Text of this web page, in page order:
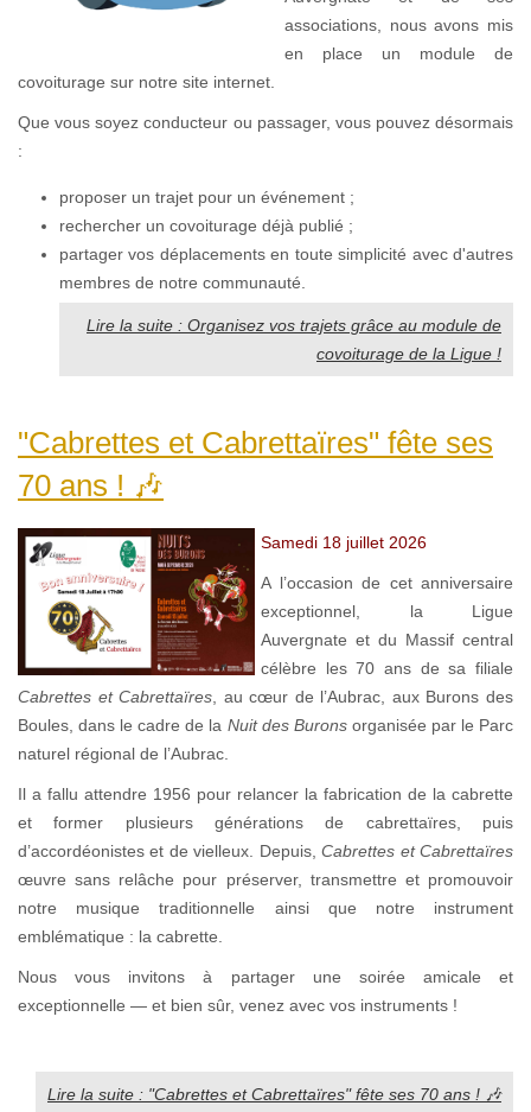
associations, nous avons mis
en place un module de
covoiturage sur notre site internet.
Que vous soyez conducteur ou passager, vous pouvez désormais
:
proposer un trajet pour un événement ;
rechercher un covoiturage déjà publié ;
partager vos déplacements en toute simplicité avec d'autres
membres de notre communauté.
Lire la suite : Organisez vos trajets grâce au module de
covoiturage de la Ligue !
"Cabrettes et Cabrettaïres" fête ses
70 ans ! 🎶
Samedi 18 juillet 2026
A l’occasion de cet anniversaire
exceptionnel, la Ligue
Auvergnate et du Massif central
célèbre les 70 ans de sa filiale
Cabrettes et Cabrettaïres, au cœur de l’Aubrac, aux Burons des
Boules, dans le cadre de la Nuit des Buronsorganisée par le Parc
naturel régional de l’Aubrac.
Il a fallu attendre 1956 pour relancer la fabrication de la cabrette
et former plusieurs générations de cabrettaïres, puis
d’accordéonistes et de vielleux. Depuis,Cabrettes et Cabrettaïres
œuvre sans relâche pour préserver, transmettre et promouvoir
notre musique traditionnelle ainsi que notre instrument
emblématique : la cabrette.
Nous vous invitons à partager une soirée amicale et
exceptionnelle — et bien sûr, venez avec vos instruments !
Lire la suite : "Cabrettes et Cabrettaïres" fête ses 70 ans ! 🎶